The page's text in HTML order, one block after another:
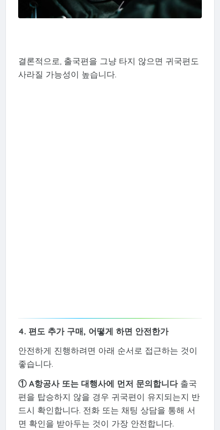
결론적으로, 출국편을 그냥 타지 않으면 귀국편도
사라질 가능성이 높습니다.
4. 편도 추가 구매, 어떻게 하면 안전한가
안전하게 진행하려면 아래 순서로 접근하는 것이
좋습니다.
① A항공사 또는 대행사에 먼저 문의합니다출국
편을 탑승하지 않을 경우 귀국편이 유지되는지 반
드시 확인합니다. 전화 또는 채팅 상담을 통해 서
면 확인을 받아두는 것이 가장 안전합니다.